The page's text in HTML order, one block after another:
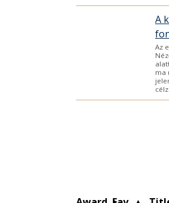
A
Az
ma